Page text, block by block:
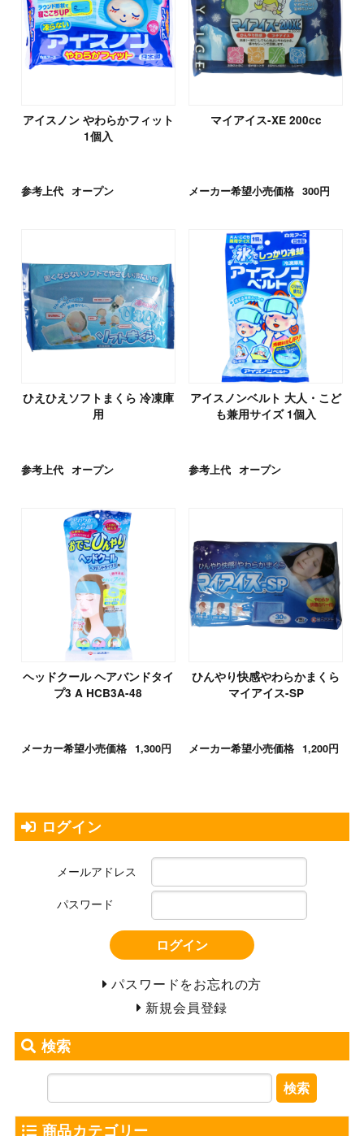
アイスノン やわらかフィット
1個入
参考上代 オープン
マイアイス-XE 200cc
メーカー希望小売価格 300円
ひえひえソフトまくら 冷凍庫
用
参考上代 オープン
アイスノンベルト 大人・こど
も兼用サイズ 1個入
参考上代 オープン
ヘッドクール ヘアバンドタイ
プ3 A HCB3A-48
メーカー希望小売価格 1,300円
ひんやり快感やわらかまくら
マイアイス-SP
メーカー希望小売価格 1,200円
ログイン
メールアドレス
パスワード
ログイン
パスワードをお忘れの方
新規会員登録
検索
検索
商品カテゴリー